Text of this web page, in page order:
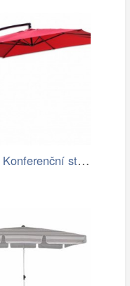
Autronic Konferenční stolek AHG-402 WT